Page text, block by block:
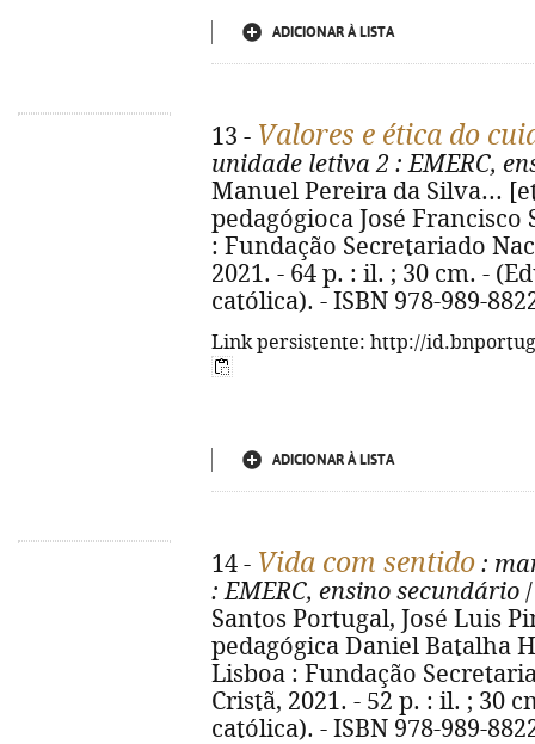
ADICIONAR À LISTA
13 - Valores e ética do
unidade letiva 2 : EMERC,
Manuel Pereira da Silva...
pedagógioca José Francisco
: Fundação Secretariado
2021. - 64 p. : il. ; 30 cm. -
católica). - ISBN 978-989-
Link persistente: http://
ADICIONAR À LISTA
14 - Vida com sentido :
: EMERC, ensino secundário
Santos Portugal, José Luis
pedagógica Daniel Batalha
Lisboa : Fundação
Cristã, 2021. - 52 p. : il. ; 30
católica). - ISBN 978-989-